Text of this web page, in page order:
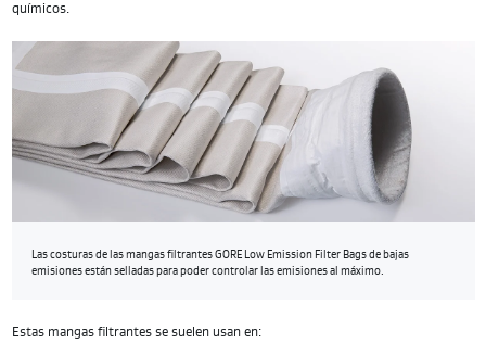
químicos.
Las costuras de las mangas filtrantes GORE Low Emission Filter Bags de bajas
emisiones están selladas para poder controlar las emisiones al máximo.
Estas mangas filtrantes se suelen usan en: